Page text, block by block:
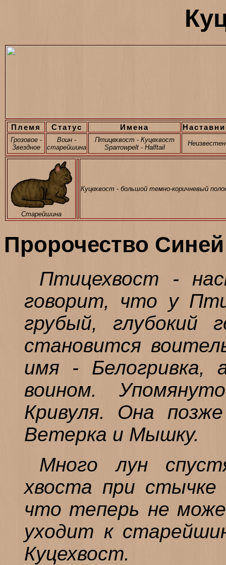
Племя Статус Имена
Грозовое -
Звездное
Воин -
старейшина
Птицехвост - Куцехвост
Sparrowpelt - Halftail
Неизвестен
Старейшина
Куцехвост - большой темно-коричневый
Пророчество
Птицехвост -
говорит, что у
грубый, глубокий
становится
имя - Белогривка,
воином.
Кривуля. Она
Ветерка и Мышку.
Много лун
хвоста при стычке
что теперь не
уходит к
Куцехвост.